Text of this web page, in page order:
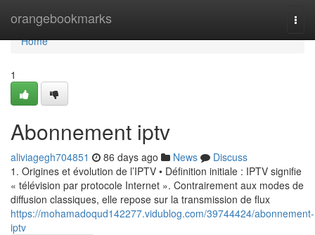
orangebookmarks
Home
Home
1
Abonnement iptv
aliviagegh704851 86 days ago News
Discuss
1. Origines et évolution de l’IPTV • Définition initiale : IPTV signifie
« télévision par protocole Internet ». Contrairement aux modes de
diffusion classiques, elle repose sur la transmission de flux
https://mohamadoqud142277.vidublog.com/39744424/abonnement-
iptv